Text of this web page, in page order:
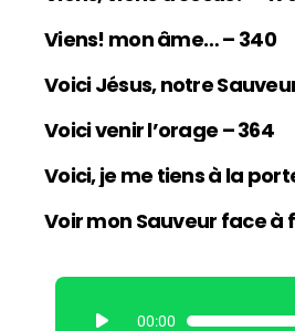
Viens! mon âme… – 340
Voici Jésus, notre
Voici venir l’orage – 364
Voici, je me tiens à la
Voir mon Sauveur face à
00:00